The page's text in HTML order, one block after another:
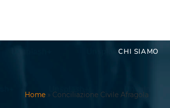
CHI SIAMO
Home » Conciliazione Civile Afragola